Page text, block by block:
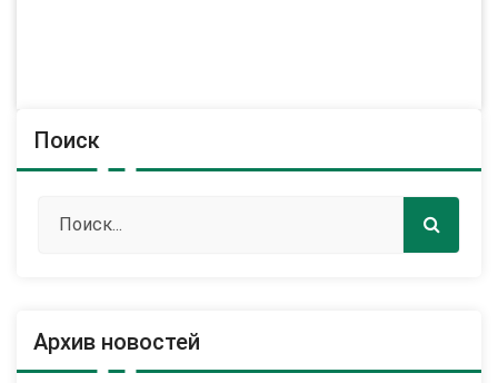
Поиск
Архив новостей